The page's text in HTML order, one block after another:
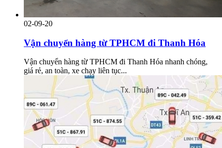
02-09-20
Vận chuyển hàng từ TPHCM đi Thanh Hóa
Vận chuyển hàng từ TPHCM đi Thanh Hóa nhanh chóng,
giá rẻ, an toàn, xe chạy liên tục...